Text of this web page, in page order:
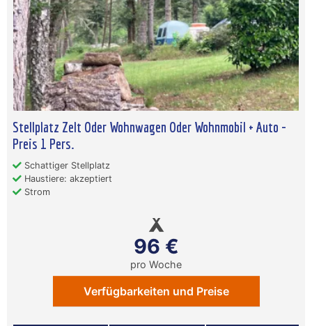
Stellplatz Zelt Oder Wohnwagen Oder Wohnmobil + Auto -
Preis 1 Pers.
Schattiger Stellplatz
Haustiere: akzeptiert
Strom
96 €
pro Woche
Verfügbarkeiten und Preise